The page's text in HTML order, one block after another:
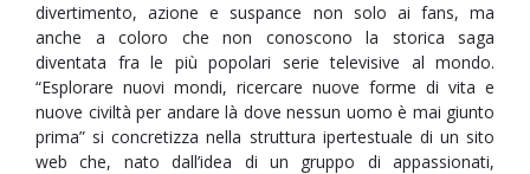
divertimento, azione e suspance non solo ai fans, ma
anche a coloro che non conoscono la storica saga
diventata fra le più popolari serie televisive al mondo.
“Esplorare nuovi mondi, ricercare nuove forme di vita e
nuove civiltà per andare là dove nessun uomo è mai giunto
prima” si concretizza nella struttura ipertestuale di un sito
web che, nato dall’idea di un gruppo di appassionati,